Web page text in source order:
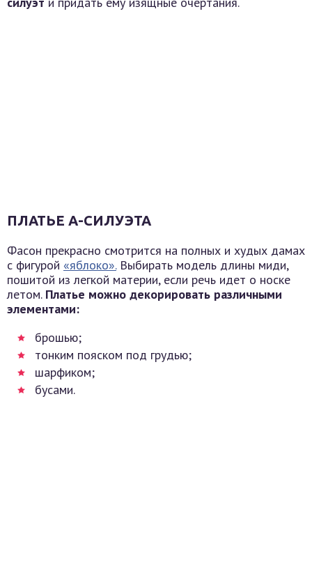
ПЛАТЬЕ А-СИЛУЭТА
Фасон прекрасно смотрится на полных и худых дамах
с фигурой «яблоко».Выбирать модель длины миди,
пошитой из легкой материи, если речь идет о носке
летом. Платье можно декорировать различными
элементами:
брошью;
тонким пояском под грудью;
шарфиком;
бусами.